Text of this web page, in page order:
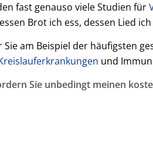
fast genauso viele Studien für
Brot ich ess, dessen Lied ich
am Beispiel der häufigsten
und
Sie unbedingt meinen